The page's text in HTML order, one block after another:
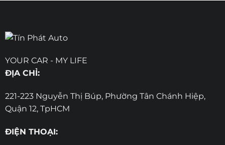
YOUR CAR - MY LIFE
ĐỊA CHỈ:
221-223 Nguyễn Thị Búp, Phường Tân Chánh Hiệp,
Quận 12, TpHCM
ĐIỆN THOẠI: